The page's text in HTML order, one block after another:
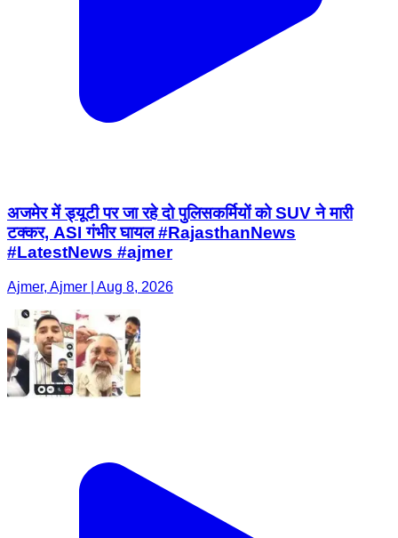
अजमेर में ड्यूटी पर जा रहे दो पुलिसकर्मियों को SUV ने मारी
टक्कर, ASI गंभीर घायल #RajasthanNews
#LatestNews #ajmer
Ajmer, Ajmer | Aug 8, 2026